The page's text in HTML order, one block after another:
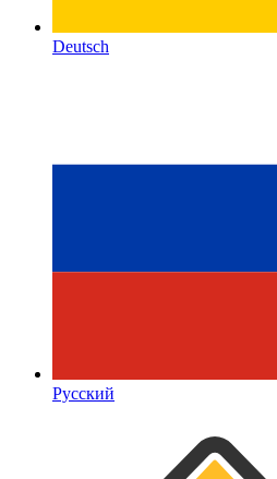
Deutsch
Русский